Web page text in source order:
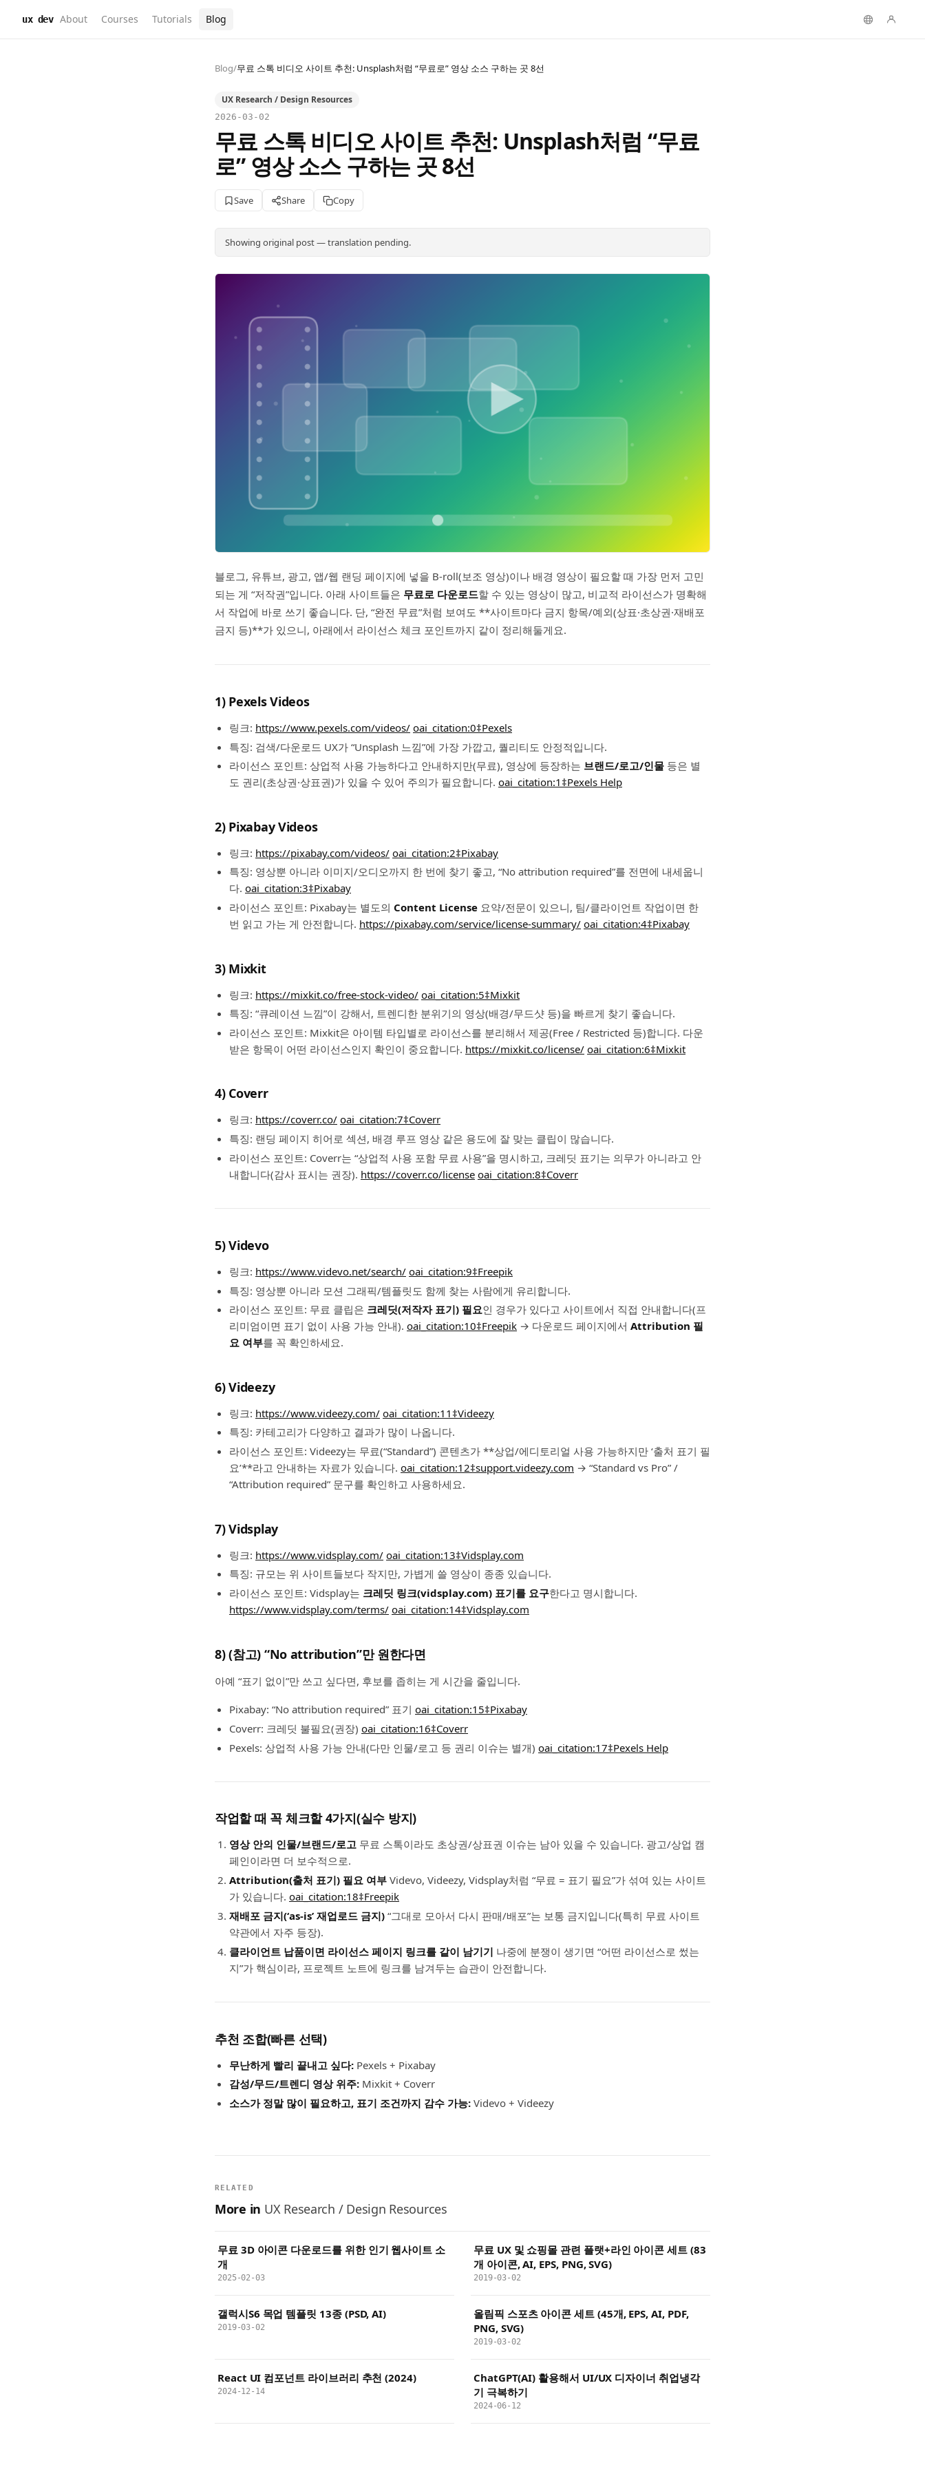
ux dev About Courses Tutorials Blog
Blog/무료 스톡 비디오 사이트 추천: Unsplash처럼 “무료로” 영상 소스 구하는 곳 8선
UX Research / Design Resources
2026-03-02
무료 스톡 비디오 사이트 추천: Unsplash처럼 “무료
로” 영상 소스 구하는 곳 8선
Save Share Copy
Showing original post — translation pending.
블로그, 유튜브, 광고, 앱/웹 랜딩 페이지에 넣을 B-roll(보조 영상)이나 배경 영상이 필요할 때 가장 먼저 고민
되는 게 “저작권”입니다. 아래 사이트들은 무료로 다운로드할 수 있는 영상이 많고, 비교적 라이선스가 명확해
서 작업에 바로 쓰기 좋습니다. 단, “완전 무료”처럼 보여도 **사이트마다 금지 항목/예외(상표·초상권·재배포
금지 등)**가 있으니, 아래에서 라이선스 체크 포인트까지 같이 정리해둘게요.
1) Pexels Videos
링크: https://www.pexels.com/videos/ oai_citation:0‡Pexels
특징: 검색/다운로드 UX가 “Unsplash 느낌”에 가장 가깝고, 퀄리티도 안정적입니다.
라이선스 포인트: 상업적 사용 가능하다고 안내하지만(무료), 영상에 등장하는 브랜드/로고/인물 등은 별
도 권리(초상권·상표권)가 있을 수 있어 주의가 필요합니다. oai_citation:1‡Pexels Help
2) Pixabay Videos
링크: https://pixabay.com/videos/ oai_citation:2‡Pixabay
특징: 영상뿐 아니라 이미지/오디오까지 한 번에 찾기 좋고, “No attribution required”를 전면에 내세웁니
다. oai_citation:3‡Pixabay
라이선스 포인트: Pixabay는 별도의 Content License 요약/전문이 있으니, 팀/클라이언트 작업이면 한
번 읽고 가는 게 안전합니다. https://pixabay.com/service/license-summary/ oai_citation:4‡Pixabay
3) Mixkit
링크: https://mixkit.co/free-stock-video/ oai_citation:5‡Mixkit
특징: “큐레이션 느낌”이 강해서, 트렌디한 분위기의 영상(배경/무드샷 등)을 빠르게 찾기 좋습니다.
라이선스 포인트: Mixkit은 아이템 타입별로 라이선스를 분리해서 제공(Free / Restricted 등)합니다. 다운
받은 항목이 어떤 라이선스인지 확인이 중요합니다. https://mixkit.co/license/ oai_citation:6‡Mixkit
4) Coverr
링크: https://coverr.co/ oai_citation:7‡Coverr
특징: 랜딩 페이지 히어로 섹션, 배경 루프 영상 같은 용도에 잘 맞는 클립이 많습니다.
라이선스 포인트: Coverr는 “상업적 사용 포함 무료 사용”을 명시하고, 크레딧 표기는 의무가 아니라고 안
내합니다(감사 표시는 권장). https://coverr.co/license oai_citation:8‡Coverr
5) Videvo
링크: https://www.videvo.net/search/ oai_citation:9‡Freepik
특징: 영상뿐 아니라 모션 그래픽/템플릿도 함께 찾는 사람에게 유리합니다.
라이선스 포인트: 무료 클립은 크레딧(저작자 표기) 필요인 경우가 있다고 사이트에서 직접 안내합니다(프
리미엄이면 표기 없이 사용 가능 안내). oai_citation:10‡Freepik → 다운로드 페이지에서 Attribution 필
요 여부를 꼭 확인하세요.
6) Videezy
링크: https://www.videezy.com/ oai_citation:11‡Videezy
특징: 카테고리가 다양하고 결과가 많이 나옵니다.
라이선스 포인트: Videezy는 무료(“Standard”) 콘텐츠가 **상업/에디토리얼 사용 가능하지만 ‘출처 표기 필
요’**라고 안내하는 자료가 있습니다. oai_citation:12‡support.videezy.com → “Standard vs Pro” /
“Attribution required” 문구를 확인하고 사용하세요.
7) Vidsplay
링크: https://www.vidsplay.com/ oai_citation:13‡Vidsplay.com
특징: 규모는 위 사이트들보다 작지만, 가볍게 쓸 영상이 종종 있습니다.
라이선스 포인트: Vidsplay는 크레딧 링크(vidsplay.com) 표기를 요구한다고 명시합니다.
https://www.vidsplay.com/terms/ oai_citation:14‡Vidsplay.com
8) (참고) “No attribution”만 원한다면
아예 “표기 없이”만 쓰고 싶다면, 후보를 좁히는 게 시간을 줄입니다.
Pixabay: “No attribution required” 표기 oai_citation:15‡Pixabay
Coverr: 크레딧 불필요(권장) oai_citation:16‡Coverr
Pexels: 상업적 사용 가능 안내(다만 인물/로고 등 권리 이슈는 별개) oai_citation:17‡Pexels Help
작업할 때 꼭 체크할 4가지(실수 방지)
영상 안의 인물/브랜드/로고 무료 스톡이라도 초상권/상표권 이슈는 남아 있을 수 있습니다. 광고/상업 캠
페인이라면 더 보수적으로.
Attribution(출처 표기) 필요 여부 Videvo, Videezy, Vidsplay처럼 “무료 = 표기 필요”가 섞여 있는 사이트
가 있습니다. oai_citation:18‡Freepik
재배포 금지(‘as-is’ 재업로드 금지) “그대로 모아서 다시 판매/배포”는 보통 금지입니다(특히 무료 사이트
약관에서 자주 등장).
클라이언트 납품이면 라이선스 페이지 링크를 같이 남기기 나중에 분쟁이 생기면 “어떤 라이선스로 썼는
지”가 핵심이라, 프로젝트 노트에 링크를 남겨두는 습관이 안전합니다.
추천 조합(빠른 선택)
무난하게 빨리 끝내고 싶다: Pexels + Pixabay
감성/무드/트렌디 영상 위주: Mixkit + Coverr
소스가 정말 많이 필요하고, 표기 조건까지 감수 가능: Videvo + Videezy
RELATED
More in UX Research / Design Resources
무료 3D 아이콘 다운로드를 위한 인기 웹사이트 소
개
2025-02-03
무료 UX 및 쇼핑몰 관련 플랫+라인 아이콘 세트 (83
개 아이콘, AI, EPS, PNG, SVG)
2019-03-02
갤럭시S6 목업 템플릿 13종 (PSD, AI)
2019-03-02
올림픽 스포츠 아이콘 세트 (45개, EPS, AI, PDF,
PNG, SVG)
2019-03-02
React UI 컴포넌트 라이브러리 추천 (2024)
2024-12-14
ChatGPT(AI) 활용해서 UI/UX 디자이너 취업냉각
기 극복하기
2024-06-12